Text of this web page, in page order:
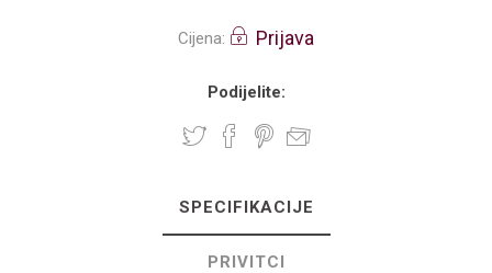
Cijena: Prijava
Podijelite:
SPECIFIKACIJE
PRIVITCI